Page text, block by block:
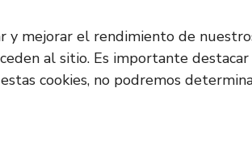
y mejorar el rendimiento de
al sitio. Es importante
cookies, no podremos